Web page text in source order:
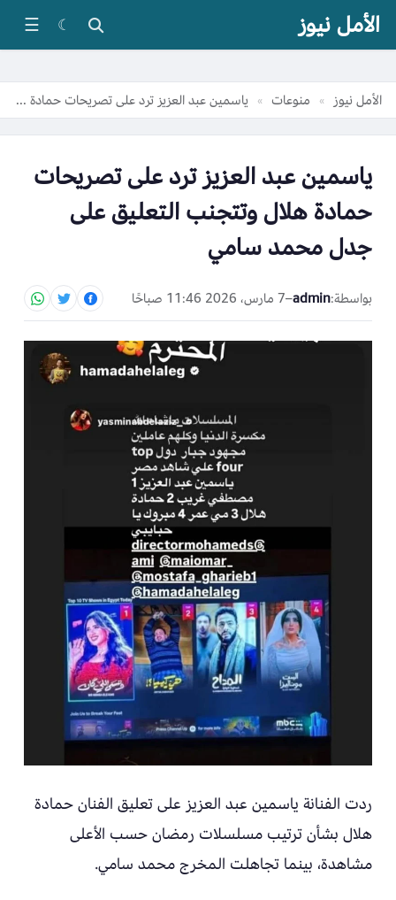
الأمل نيوز ☾
☰
الأمل نيوز » منوعات » ياسمين عبد العزيز ترد على تصريحات حمادة هلال وتتجنب التعليق على جدل محمد سامي
ياسمين عبد العزيز ترد على تصريحات
حمادة هلال وتتجنب التعليق على
جدل محمد سامي
بواسطة:admin
–7 مارس، 2026 11:46 صباحًا
ردت الفنانة ياسمين عبد العزيز على تعليق الفنان حمادة
هلال بشأن ترتيب مسلسلات رمضان حسب الأعلى
مشاهدة، بينما تجاهلت المخرج محمد سامي.